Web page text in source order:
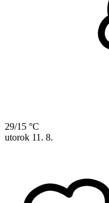
29/15 °C
utorok 11. 8.